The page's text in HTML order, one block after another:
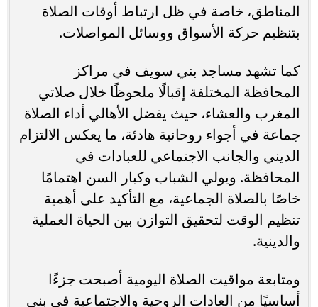
المناطق، خاصة في ظل ارتباط أوقات الصلاة
بتنظيم حركة الأسواق ووسائل المواصلات.
كما تشهد مساجد بني سويف في مراكز
المحافظة المختلفة إقبالًا ملحوظًا خلال صلاتي
المغرب والعشاء، حيث يفضل الأهالي أداء الصلاة
جماعة في أجواء روحانية هادئة، ما يعكس الالتزام
الديني والجانب الاجتماعي للعبادات في
المحافظة. ويولي الشباب وكبار السن اهتمامًا
خاصًا بالصلاة الجماعية، مع التأكيد على أهمية
تنظيم الوقت لتحقيق التوازن بين الحياة العملية
والدينية.
ومتابعة مواقيت الصلاة اليومية أصبحت جزءًا
أساسيًا من العادات الروحية والاجتماعية في بني